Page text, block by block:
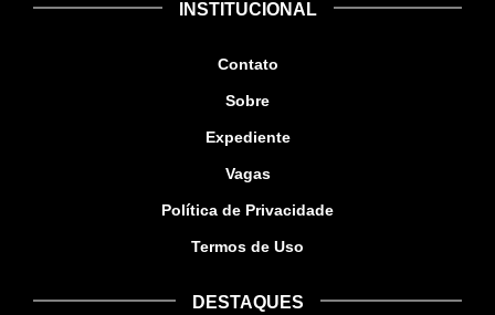
INSTITUCIONAL
Contato
Sobre
Expediente
Vagas
Política de Privacidade
Termos de Uso
DESTAQUES